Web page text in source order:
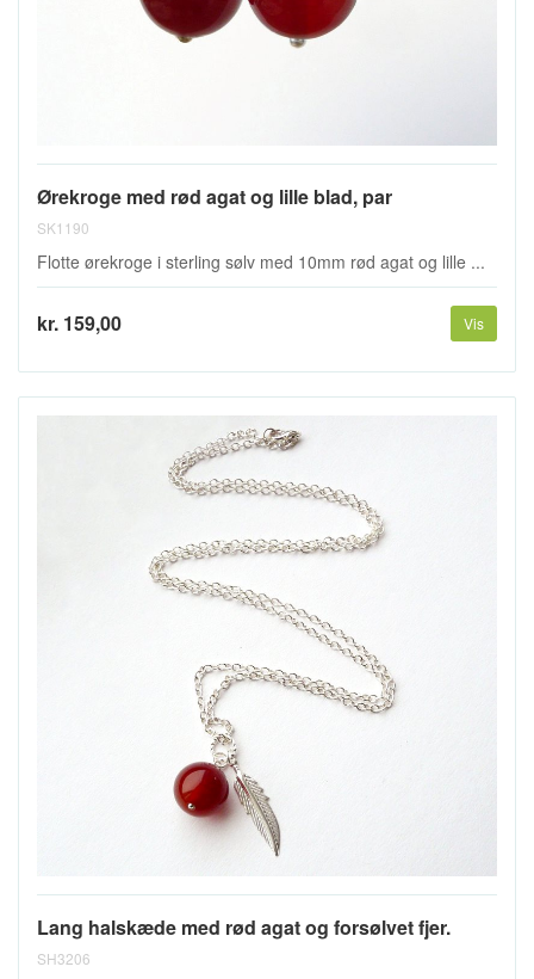
Ørekroge med rød agat og lille blad, par
SK1190
Flotte ørekroge i sterling sølv med 10mm rød agat og lille ...
kr. 159,00 Vis
Lang halskæde med rød agat og forsølvet fjer.
SH3206